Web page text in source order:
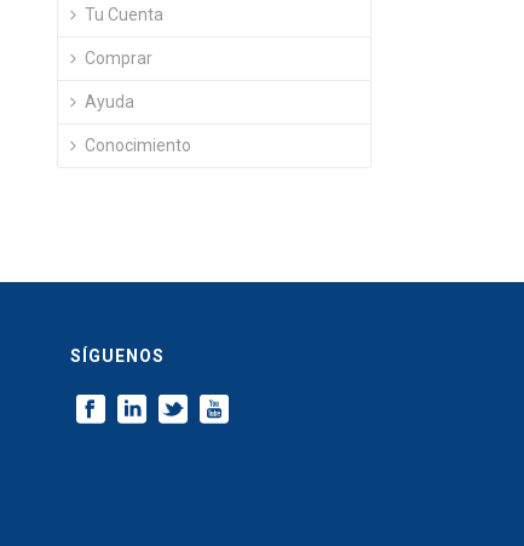
Tu Cuenta
Comprar
Ayuda
Conocimiento
SÍGUENOS